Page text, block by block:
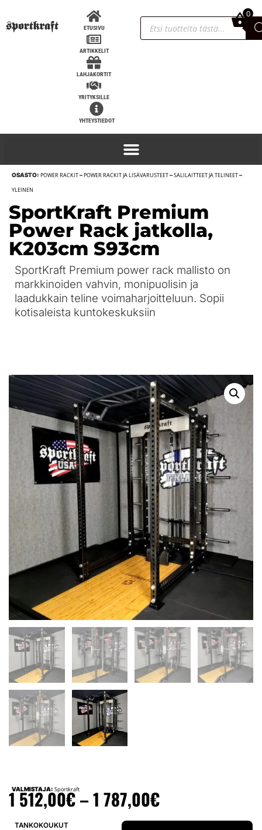
Nivelletty pitkä taljakahva, 2 pituutta -
35,90€
ETUSIVU
ARTIKKELIT
LAHJAKORTIT
YRITYKSILLE
YHTEYSTIEDOT
0,00€
0
OSASTO: POWER RACKIT–POWER RACKIT JA LISÄVARUSTEET–SALILAITTEET JA TELINEET–
YLEINEN
SportKraft Premium
Power Rack jatkolla,
K203cm S93cm
SportKraft Premium power rack mallisto on
markkinoiden vahvin, monipuolisin ja
laadukkain teline voimaharjoitteluun. Sopii
kotisaleista kuntokeskuksiin
VALMISTAJA: Sportkraft
1 512,00€–1 787,00€
TANKOKOUKUT